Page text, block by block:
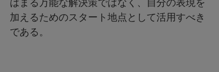
加えるためのスタート地点として活用すべき
である。